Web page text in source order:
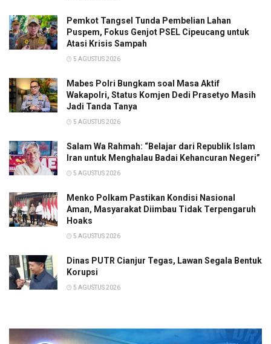
Pemkot Tangsel Tunda Pembelian Lahan
Puspem, Fokus Genjot PSEL Cipeucang untuk
Atasi Krisis Sampah
5 AGUSTUS 2026
Mabes Polri Bungkam soal Masa Aktif
Wakapolri, Status Komjen Dedi Prasetyo Masih
Jadi Tanda Tanya
5 AGUSTUS 2026
Salam Wa Rahmah: “Belajar dari Republik Islam
Iran untuk Menghalau Badai Kehancuran Negeri”
5 AGUSTUS 2026
Menko Polkam Pastikan Kondisi Nasional
Aman, Masyarakat Diimbau Tidak Terpengaruh
Hoaks
5 AGUSTUS 2026
Dinas PUTR Cianjur Tegas, Lawan Segala Bentuk
Korupsi
5 AGUSTUS 2026